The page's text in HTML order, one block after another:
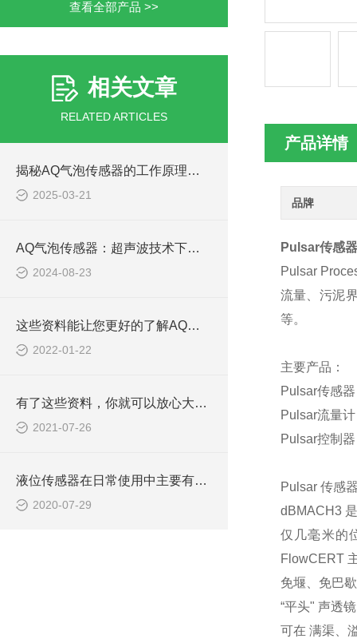
查看全部产品 >>
相关文章
RELATED ARTICLES
揭秘AQ气泡传感器的工作原理：精准探测气泡的奥秘
2025-03-21
AQ气泡传感器：超声波技术下的气泡监测专家
2024-08-23
这些资料能让您更好的了解AQ艾科液位传感器
2022-01-22
有了这些资料，你就可以放心大胆的安装AQ艾科液位传感器
2021-07-26
液位传感器在日常使用中主要有三种类型
2020-07-29
产品详情
品牌
Pulsar传感器
Pulsar
流量、污泥
等。
主要产品：
Pulsar传感器
Pulsar流量计
Pulsar控制器
Pulsar 传感
dBMACH3
仅几毫米的
FlowCERT
免堰、免巴
“平头" 声透
可在 满渠、